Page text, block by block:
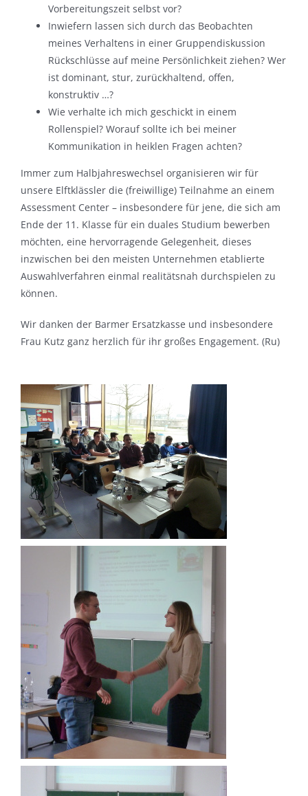
Vorbereitungszeit selbst vor?
Inwiefern lassen sich durch das Beobachten
meines Verhaltens in einer Gruppendiskussion
Rückschlüsse auf meine Persönlichkeit ziehen? Wer
ist dominant, stur, zurückhaltend, offen,
konstruktiv …?
Wie verhalte ich mich geschickt in einem
Rollenspiel? Worauf sollte ich bei meiner
Kommunikation in heiklen Fragen achten?
Immer zum Halbjahreswechsel organisieren wir für
unsere Elftklässler die (freiwillige) Teilnahme an einem
Assessment Center – insbesondere für jene, die sich am
Ende der 11. Klasse für ein duales Studium bewerben
möchten, eine hervorragende Gelegenheit, dieses
inzwischen bei den meisten Unternehmen etablierte
Auswahlverfahren einmal realitätsnah durchspielen zu
können.
Wir danken der Barmer Ersatzkasse und insbesondere
Frau Kutz ganz herzlich für ihr großes Engagement. (Ru)